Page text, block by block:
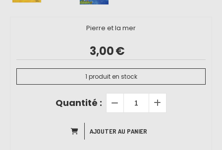
Pierre et la mer
3,00€
1 produit en stock
Quantité :
AJOUTER AU PANIER